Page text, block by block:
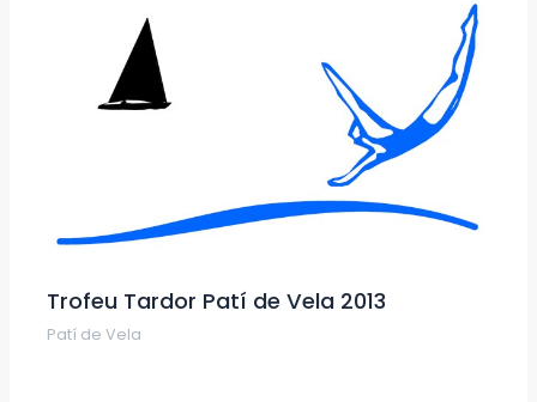
Trofeu Tardor Patí de Vela 2013
Patí de Vela